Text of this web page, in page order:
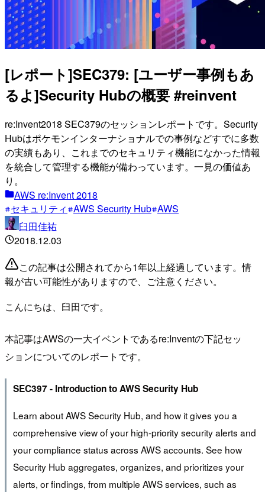
[レポート]SEC379: [ユーザー事例もあ
るよ]Security Hubの概要 #reinvent
re:Invent2018 SEC379のセッションレポートです。Security
Hubはポケモンインターナショナルでの事例などすでに多数
の実績もあり、これまでのセキュリティ機能になかった情報
を統合して管理する機能が備わっています。一見の価値あ
り。
AWS re:Invent 2018
セキュリティ AWS Security Hub AWS
臼田佳祐
2018.12.03
この記事は公開されてから1年以上経過しています。情
報が古い可能性がありますので、ご注意ください。
こんにちは、臼田です。
本記事はAWSの一大イベントであるre:Inventの下記セッ
ションについてのレポートです。
SEC397 - Introduction to AWS Security Hub
Learn about AWS Security Hub, and how it gives you a
comprehensive view of your high-priority security alerts and
your compliance status across AWS accounts. See how
Security Hub aggregates, organizes, and prioritizes your
alerts, or findings, from multiple AWS services, such as